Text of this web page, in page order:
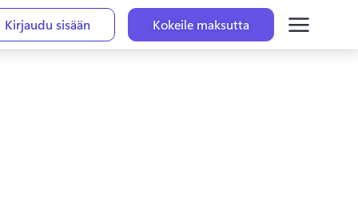
Kirjaudu sisään Kokeile maksutta